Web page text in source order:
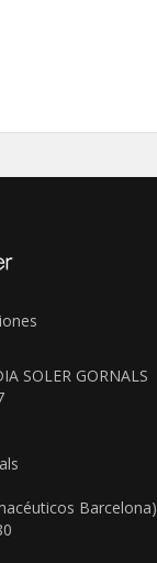
SOLER GORNALS
Barcelona)